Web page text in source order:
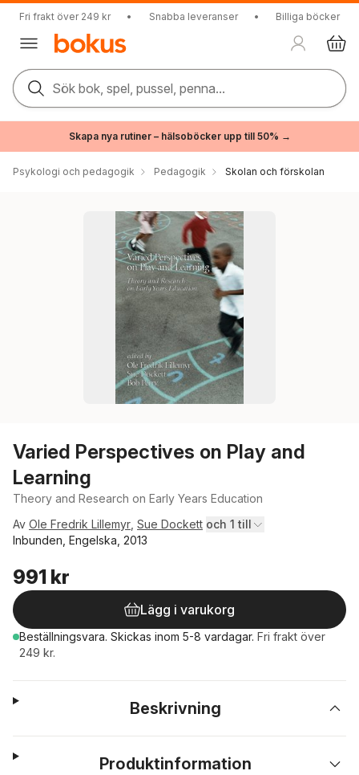
Fri frakt över 249 kr • Snabba leveranser • Billiga böcker
Sök bok, spel, pussel, penna...
Skapa nya rutiner – hälsoböcker upp till 50% →
Psykologi och pedagogik Pedagogik Skolan och förskolan
Varied Perspectives on Play and
Learning
Theory and Research on Early Years Education
Av Ole Fredrik Lillemyr Sue Dockett och 1 till
Inbunden, Engelska, 2013
991 kr
Lägg i varukorg
Beställningsvara. Skickas inom 5-8 vardagar. Fri frakt över
249 kr.
Beskrivning
Produktinformation